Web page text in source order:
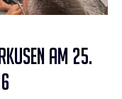
AM 25.